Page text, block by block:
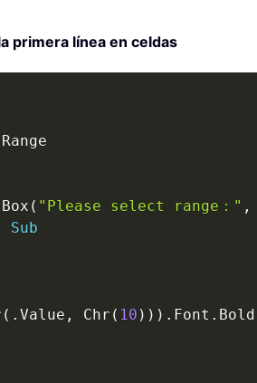
primera línea en celdas
( "Please select range：" ,
Sub
( . Value , Chr ( 10 ) ) ) . Font . Bold